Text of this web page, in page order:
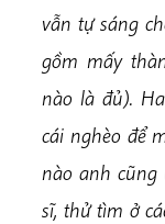
vẫn tự sáng
gồm mấy
nào là đủ).
cái nghèo để
nào anh cũng
sĩ, thử tìm ở